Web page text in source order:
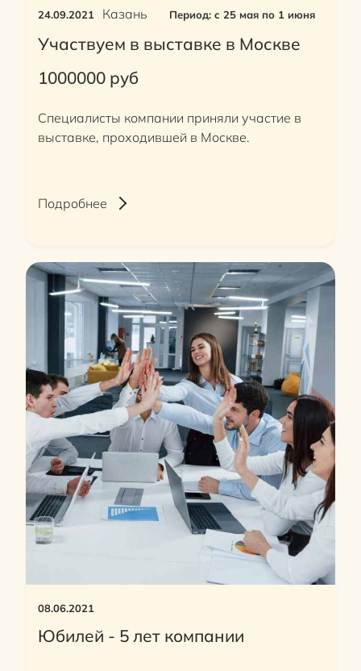
24.09.2021 Казань Период: c 25 мая по 1 июня
Участвуем в выставке в Москве
1000000 руб
Специалисты компании приняли участие в
выставке, проходившей в Москве.
Подробнее
08.06.2021
Юбилей - 5 лет компании